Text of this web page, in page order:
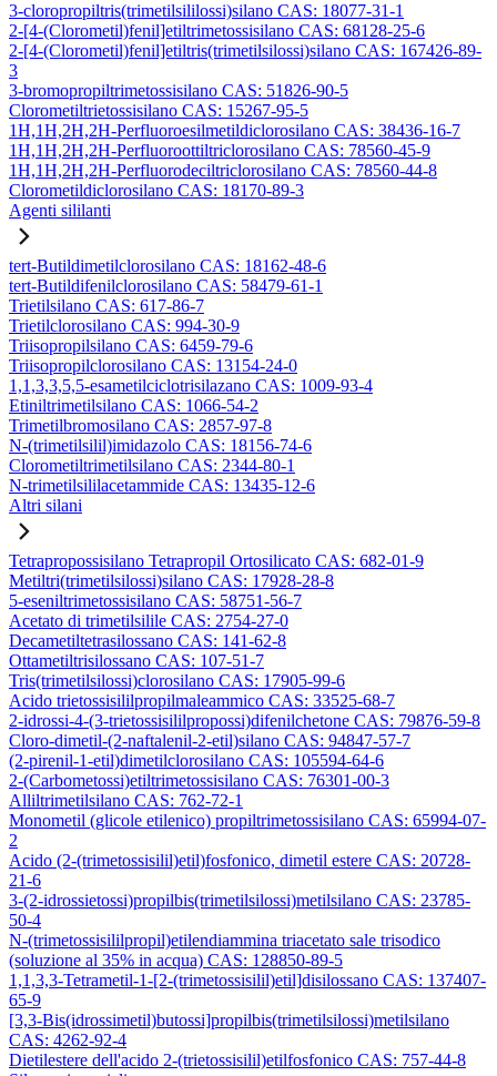
3-cloropropiltris(trimetilsililossi)silano CAS: 18077-31-1
2-[4-(Clorometil)fenil]etiltrimetossisilano CAS: 68128-25-6
2-[4-(Clorometil)fenil]etiltris(trimetilsilossi)silano CAS: 167426-89-
3
3-bromopropiltrimetossisilano CAS: 51826-90-5
Clorometiltrietossisilano CAS: 15267-95-5
1H,1H,2H,2H-Perfluoroesilmetildiclorosilano CAS: 38436-16-7
1H,1H,2H,2H-Perfluoroottiltriclorosilano CAS: 78560-45-9
1H,1H,2H,2H-Perfluorodeciltriclorosilano CAS: 78560-44-8
Clorometildiclorosilano CAS: 18170-89-3
Agenti sililanti
tert-Butildimetilclorosilano CAS: 18162-48-6
tert-Butildifenilclorosilano CAS: 58479-61-1
Trietilsilano CAS: 617-86-7
Trietilclorosilano CAS: 994-30-9
Triisopropilsilano CAS: 6459-79-6
Triisopropilclorosilano CAS: 13154-24-0
1,1,3,3,5,5-esametilciclotrisilazano CAS: 1009-93-4
Etiniltrimetilsilano CAS: 1066-54-2
Trimetilbromosilano CAS: 2857-97-8
N-(trimetilsilil)imidazolo CAS: 18156-74-6
Clorometiltrimetilsilano CAS: 2344-80-1
N-trimetilsililacetammide CAS: 13435-12-6
Altri silani
Tetrapropossisilano Tetrapropil Ortosilicato CAS: 682-01-9
Metiltri(trimetilsilossi)silano CAS: 17928-28-8
5-eseniltrimetossisilano CAS: 58751-56-7
Acetato di trimetilsilile CAS: 2754-27-0
Decametiltetrasilossano CAS: 141-62-8
Ottametiltrisilossano CAS: 107-51-7
Tris(trimetilsilossi)clorosilano CAS: 17905-99-6
Acido trietossisililpropilmaleammico CAS: 33525-68-7
2-idrossi-4-(3-trietossisililpropossi)difenilchetone CAS: 79876-59-8
Cloro-dimetil-(2-naftalenil-2-etil)silano CAS: 94847-57-7
(2-pirenil-1-etil)dimetilclorosilano CAS: 105594-64-6
2-(Carbometossi)etiltrimetossisilano CAS: 76301-00-3
Alliltrimetilsilano CAS: 762-72-1
Monometil (glicole etilenico) propiltrimetossisilano CAS: 65994-07-
2
Acido (2-(trimetossisilil)etil)fosfonico, dimetil estere CAS: 20728-
21-6
3-(2-idrossietossi)propilbis(trimetilsilossi)metilsilano CAS: 23785-
50-4
N-(trimetossisililpropil)etilendiammina triacetato sale trisodico
(soluzione al 35% in acqua) CAS: 128850-89-5
1,1,3,3-Tetrametil-1-[2-(trimetossisilil)etil]disilossano CAS: 137407-
65-9
[3,3-Bis(idrossimetil)butossi]propilbis(trimetilsilossi)metilsilano
CAS: 4262-92-4
Dietilestere dell'acido 2-(trietossisilil)etilfosfonico CAS: 757-44-8